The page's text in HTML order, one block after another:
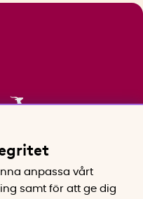
anpassa vårt
samt för att ge dig